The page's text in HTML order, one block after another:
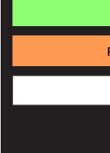
Description